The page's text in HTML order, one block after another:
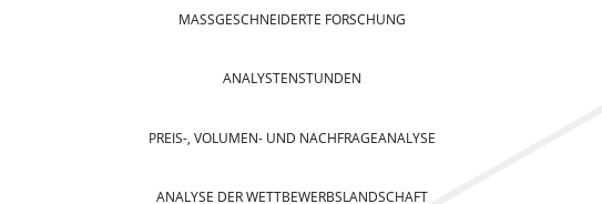
MASSGESCHNEIDERTE FORSCHUNG
ANALYSTENSTUNDEN
PREIS-, VOLUMEN- UND NACHFRAGEANALYSE
ANALYSE DER WETTBEWERBSLANDSCHAFT